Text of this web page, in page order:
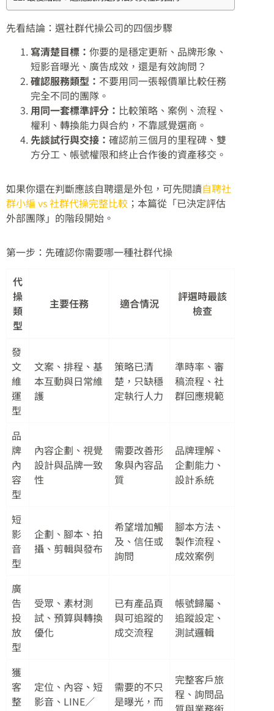
先看結論：選社群代操公司的四個步驟
寫清楚目標： 你要的是穩定更新、品牌形象、
短影音曝光、廣告成效，還是有效詢問？
確認服務類型： 不要用同一張報價單比較任務
完全不同的團隊。
用同一套標準評分： 比較策略、案例、流程、
權利、轉換能力與合約，不靠感覺選商。
先談試行與交接： 確認前三個月的里程碑、雙
方分工、帳號權限和終止合作後的資產移交。
如果你還在判斷應該自聘還是外包，可先閱讀自聘社
群小編 vs 社群代操完整比較 ；本篇從「已決定評估
外部團隊」的階段開始。
第一步：先確認你需要哪一種社群代操
代
操
類
型
主要任務 適合情況
評選時最該
檢查
發
文
維
運
型
文案、排程、基
本互動與日常維
護
策略已清
楚，只缺穩
定執行人力
準時率、審
稿流程、社
群回應規範
品
牌
內
容
型
內容企劃、視覺
設計與品牌一致
性
需要改善形
象與內容品
質
品牌理解、
企劃能力、
設計系統
短
影
音
型
企劃、腳本、拍
攝、剪輯與發布
希望增加觸
及、信任或
詢問
腳本方法、
製作流程、
成效案例
廣
告
投
放
型
受眾、素材測
試、預算與轉換
優化
已有產品頁
與可追蹤的
成交流程
帳號歸屬、
追蹤設定、
測試邏輯
獲
客
整
定位、內容、短
影音、LINE／
需要的不只
是曝光，而
完整客戶旅
程、詢問品